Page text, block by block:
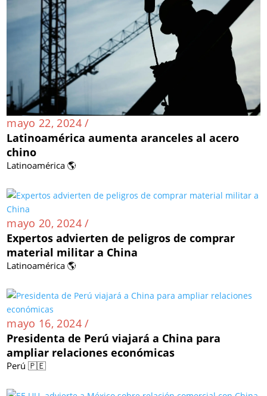
mayo 22, 2024 /
Latinoamérica aumenta aranceles al acero
chino
Latinoamérica 🌎
mayo 20, 2024 /
Expertos advierten de peligros de comprar
material militar a China
Latinoamérica 🌎
mayo 16, 2024 /
Presidenta de Perú viajará a China para
ampliar relaciones económicas
Perú 🇵🇪